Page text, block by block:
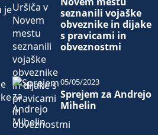
je
seznanili vojaške
obveznike in dijake
s pravicami in
obveznostmi
Sprejem za Andrejo
Mihelin
05/05/2023